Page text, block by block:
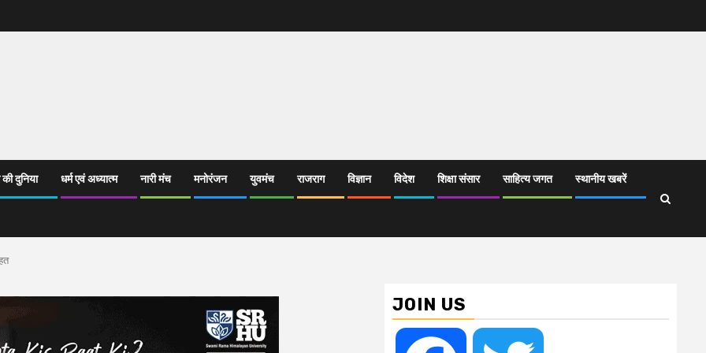
दुनिया धर्म एवं अध्यात्म नारी मंच मनोरंजन युवमंच राजराग विज्ञान विदेश शिक्षा संसार साहित्य जगत स्थानीय खबरें
JOIN US